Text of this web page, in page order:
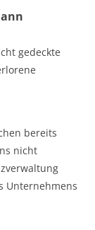
gedeckte
bereits
nicht
Unternehmens